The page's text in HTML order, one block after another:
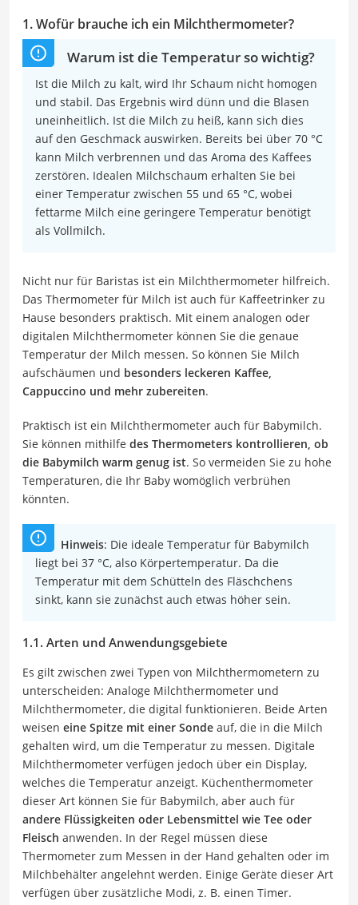
1. Wofür brauche ich ein Milchthermometer?
Warum ist die Temperatur so wichtig?
Ist die Milch zu kalt, wird Ihr Schaum nicht homogen
und stabil. Das Ergebnis wird dünn und die Blasen
uneinheitlich. Ist die Milch zu heiß, kann sich dies
auf den Geschmack auswirken. Bereits bei über 70 °C
kann Milch verbrennen und das Aroma des Kaffees
zerstören. Idealen Milchschaum erhalten Sie bei
einer Temperatur zwischen 55 und 65 °C, wobei
fettarme Milch eine geringere Temperatur benötigt
als Vollmilch.
Nicht nur für Baristas ist ein Milchthermometer hilfreich.
Das Thermometer für Milch ist auch für Kaffeetrinker zu
Hause besonders praktisch. Mit einem analogen oder
digitalen Milchthermometer können Sie die genaue
Temperatur der Milch messen. So können Sie Milch
aufschäumen und besonders leckeren Kaffee,
Cappuccino und mehr zubereiten.
Praktisch ist ein Milchthermometer auch für Babymilch.
Sie können mithilfe des Thermometers kontrollieren, ob
die Babymilch warm genug ist. So vermeiden Sie zu hohe
Temperaturen, die Ihr Baby womöglich verbrühen
könnten.
Hinweis: Die ideale Temperatur für Babymilch
liegt bei 37 °C, also Körpertemperatur. Da die
Temperatur mit dem Schütteln des Fläschchens
sinkt, kann sie zunächst auch etwas höher sein.
1.1. Arten und Anwendungsgebiete
Es gilt zwischen zwei Typen von Milchthermometern zu
unterscheiden: Analoge Milchthermometer und
Milchthermometer, die digital funktionieren. Beide Arten
weisen eine Spitze mit einer Sonde auf, die in die Milch
gehalten wird, um die Temperatur zu messen. Digitale
Milchthermometer verfügen jedoch über ein Display,
welches die Temperatur anzeigt. Küchenthermometer
dieser Art können Sie für Babymilch, aber auch für
andere Flüssigkeiten oder Lebensmittel wie Tee oder
Fleisch anwenden. In der Regel müssen diese
Thermometer zum Messen in der Hand gehalten oder im
Milchbehälter angelehnt werden. Einige Geräte dieser Art
verfügen über zusätzliche Modi, z. B. einen Timer.